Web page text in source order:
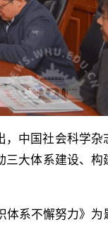
，中国社会科学杂
三大体系建设、构
体系不懈努力》为